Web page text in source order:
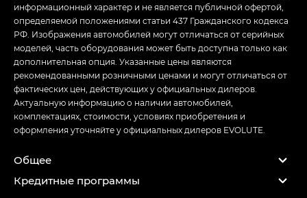
информационный характер и не является публичной офертой,
определяемой положениями статьи 437 Гражданского кодекса
РФ. Изображения автомобилей могут отличаться от серийных
моделей, часть оборудования может быть доступна только как
дополнительная опция. Указанные цены являются
рекомендованными розничными ценами и могут отличаться от
фактических цен, действующих у официальных дилеров.
Актуальную информацию о наличии автомобилей,
комплектациях, стоимости, условиях приобретения и
оформления уточняйте у официальных дилеров EVOLUTE.
Общее
Кредитные программы